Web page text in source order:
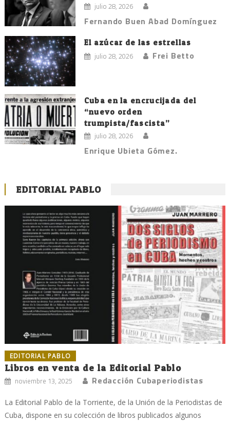
julio 28, 2026
Fernando Buen Abad Domínguez
El azúcar de las estrellas
julio 28, 2026 Frei Betto
Cuba en la encrucijada del
“nuevo orden
trumpista/fascista”
julio 28, 2026
Enrique Ubieta Gómez.
EDITORIAL PABLO
EDITORIAL PABLO
Libros en venta de la Editorial Pablo
noviembre 13, 2025 Redacción Cubaperiodistas
La Editorial Pablo de la Torriente, de la Unión de la Periodistas de
Cuba, dispone en su colección de libros publicados algunos